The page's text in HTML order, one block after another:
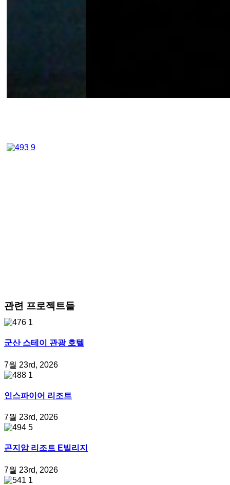
관련 프로젝트들
군산 스테이 관광 호텔
7월 23rd, 2026
인스파이어 리조트
7월 23rd, 2026
곤지암 리조트 E빌리지
7월 23rd, 2026